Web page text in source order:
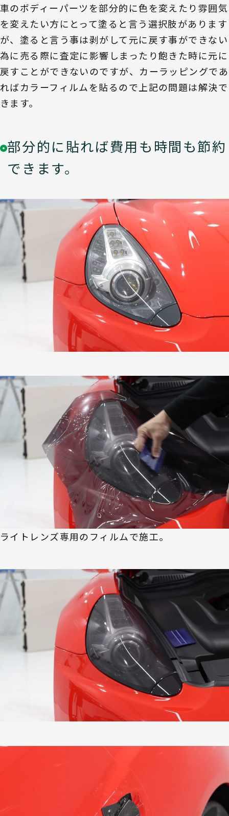
車のボディーパーツを部分的に色を変えたり雰囲気
を変えたい方にとって塗ると言う選択肢があります
が、塗ると言う事は剥がして元に戻す事ができない
為に売る際に査定に影響しまったり飽きた時に元に
戻すことができないのですが、カーラッピングであ
ればカラーフィルムを貼るので上記の問題は解決で
きます。
部分的に貼れば費用も時間も節約
できます。
ライトレンズ専用のフィルムで施工。